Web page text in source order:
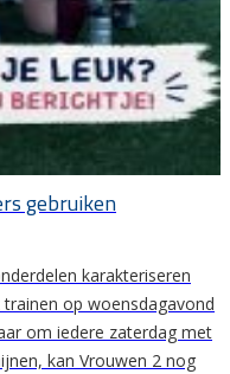
gebruiken
karakteriseren
trainen op woensdagavond
om iedere zaterdag met
kan Vrouwen 2 nog